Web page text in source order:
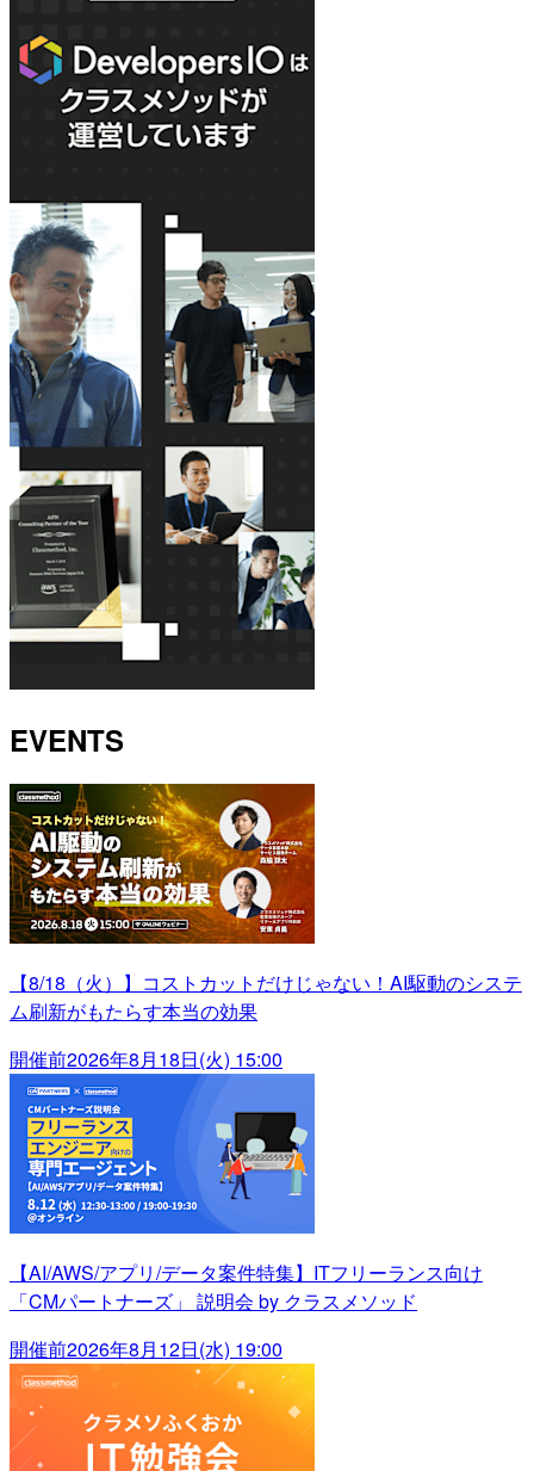
EVENTS
【8/18（火）】コストカットだけじゃない！AI駆動のシステ
ム刷新がもたらす本当の効果
開催前2026年8月18日(火) 15:00
【AI/AWS/アプリ/データ案件特集】ITフリーランス向け
「CMパートナーズ」 説明会 by クラスメソッド
開催前2026年8月12日(水) 19:00